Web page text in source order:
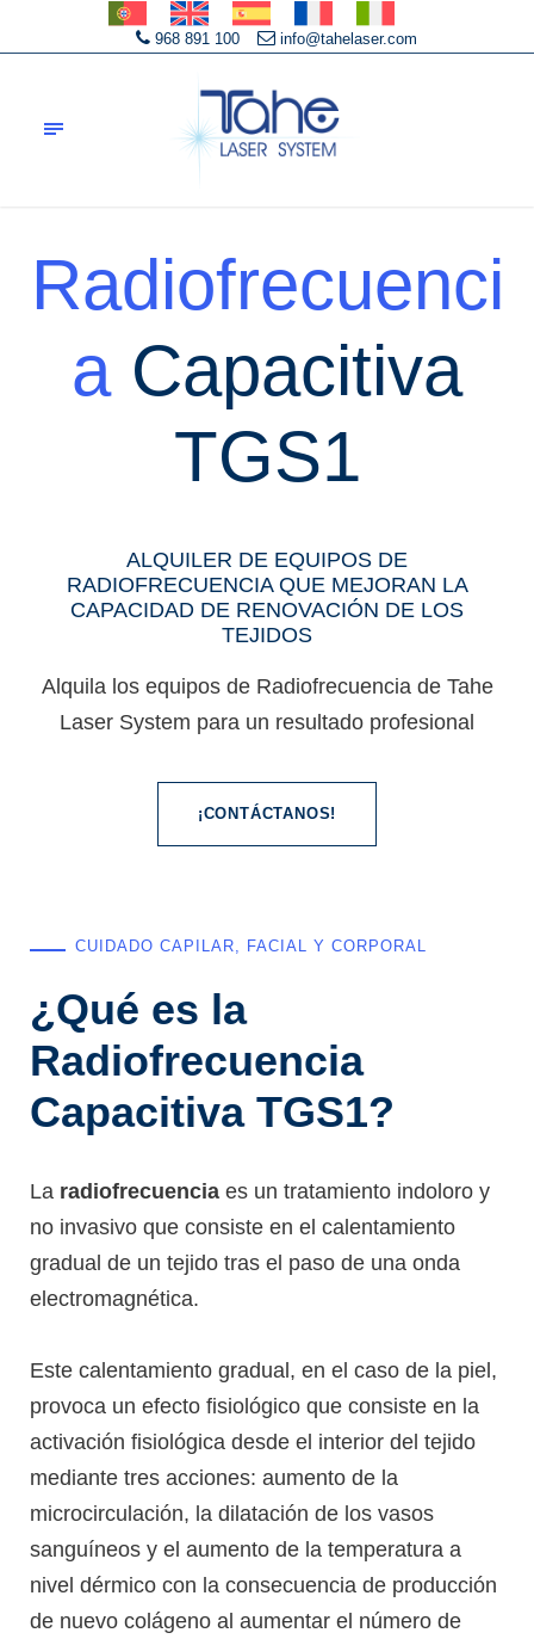
968 891 100 info@tahelaser.com
Radiofrecuenci
aCapacitiva
TGS1
ALQUILER DE EQUIPOS DE
RADIOFRECUENCIA QUE MEJORAN LA
CAPACIDAD DE RENOVACIÓN DE LOS
TEJIDOS
Alquila los equipos de Radiofrecuencia de Tahe
Laser System para un resultado profesional
¡CONTÁCTANOS!
CUIDADO CAPILAR, FACIAL Y CORPORAL
¿Qué es la
Radiofrecuencia
Capacitiva TGS1?
La radiofrecuencia es un tratamiento indoloro y
no invasivo que consiste en el calentamiento
gradual de un tejido tras el paso de una onda
electromagnética.
Este calentamiento gradual, en el caso de la piel,
provoca un efecto fisiológico que consiste en la
activación fisiológica desde el interior del tejido
mediante tres acciones: aumento de la
microcirculación, la dilatación de los vasos
sanguíneos y el aumento de la temperatura a
nivel dérmico con la consecuencia de producción
de nuevo colágeno al aumentar el número de